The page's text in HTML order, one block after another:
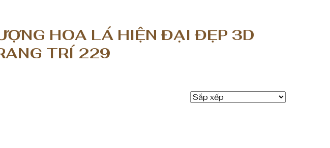
HOA LÁ HIỆN ĐẠI ĐẸP 3D
TRÍ 229